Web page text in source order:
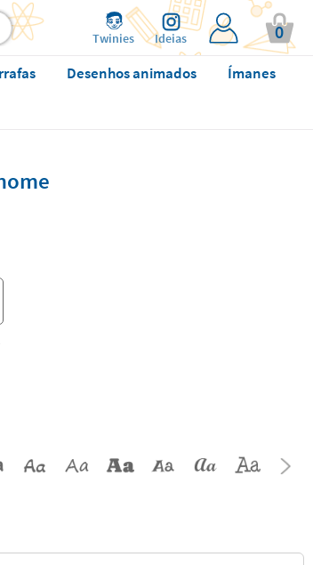
Twinies Ideias 0
Desenhos animados
Ímanes